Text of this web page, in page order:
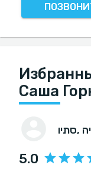
Саша
סתיו
5.0